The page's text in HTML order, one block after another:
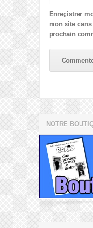
Enregistrer
mon site
prochain
NOTRE